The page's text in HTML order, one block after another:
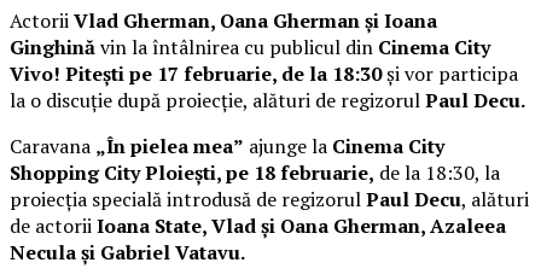
ActoriiVlad Gherman, Oana Gherman și Ioana
Ginghinăvin la întâlnirea cu publicul din Cinema City
Vivo! Pitești pe 17 februarie, de la 18:30și vor participa
la o discuție după proiecție, alături de regizorulPaul Decu.
Caravana „În pielea mea” ajunge la Cinema City
Shopping City Ploiești, pe 18 februarie, de la 18:30, la
proiecția specială introdusă de regizorulPaul Decu, alături
de actoriiIoana State, Vlad și Oana Gherman, Azaleea
Necula și Gabriel Vatavu.